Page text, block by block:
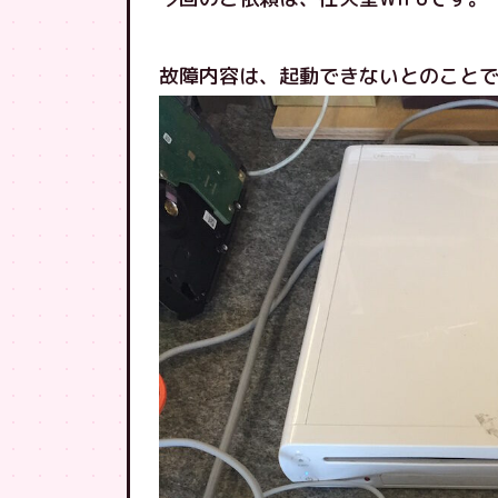
故障内容は、起動できないとのこと